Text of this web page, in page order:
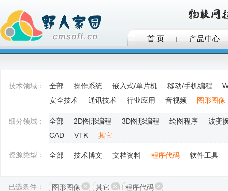
首 页 产品中心
技术领域： 全部 操作系统 嵌入式/单片机 移动/手机编程
安全技术
通讯技术 行业应用 音视频 图形图像
细分领域： 全部 2D图形编程 3D图形编程 绘图程序
波变
CAD
VTK 其它
资源类型： 全部 技术博文 文档资料 程序代码 软件工具
已选条件： 图形图像 其它 程序代码